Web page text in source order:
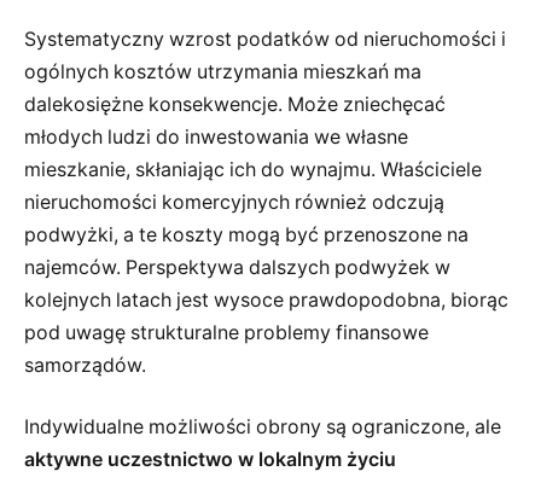
Systematyczny wzrost podatków od nieruchomości i
ogólnych kosztów utrzymania mieszkań ma
dalekosiężne konsekwencje. Może zniechęcać
młodych ludzi do inwestowania we własne
mieszkanie, skłaniając ich do wynajmu. Właściciele
nieruchomości komercyjnych również odczują
podwyżki, a te koszty mogą być przenoszone na
najemców. Perspektywa dalszych podwyżek w
kolejnych latach jest wysoce prawdopodobna, biorąc
pod uwagę strukturalne problemy finansowe
samorządów.
Indywidualne możliwości obrony są ograniczone, ale
aktywne uczestnictwo w lokalnym życiu